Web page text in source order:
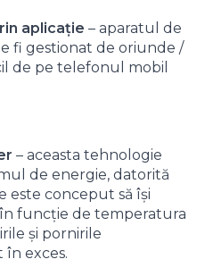
aplicație – aparatul de
fi gestionat de oriunde /
de pe telefonul mobil
– aceasta tehnologie
de energie, datorită
este conceput să își
funcție de temperatura
și pornirile
exces.